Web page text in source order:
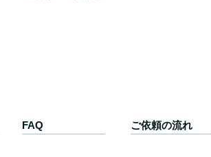
FAQ ご依頼の流れ